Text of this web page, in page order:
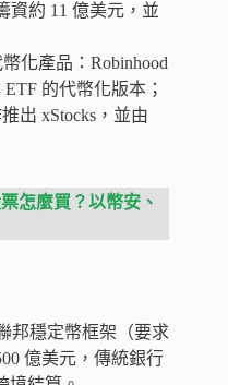
資約 11 億美元，並
化產品：Robinhood
的代幣化版本；
出 xStocks，並由
怎麼買？以幣安、
邦穩定幣框架（要求
億美元，傳統銀行